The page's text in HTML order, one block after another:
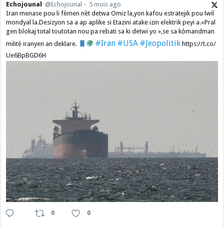
Echojounal @Echojounal
5 mois ago
Iran menase pou li fèmen nèt detwa Omiz la,yon kafou estratejik pou lwil
mondyal la.Desizyon sa a ap aplike si Etazini atake izin elektrik peyi a.​«Pral
gen blokaj total toutotan nou pa rebati sa ki detwi yo »,se sa kòmandman
militè iranyen an deklare.
#Iran #USA #Jeopolitikhttps://t.co/
Ue6BpBGD6H
0 0